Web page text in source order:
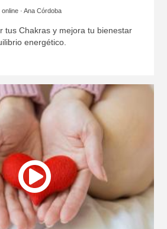
· Ana Córdoba
tus Chakras y mejora tu bienestar
energético.